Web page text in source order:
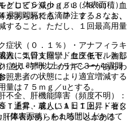
グロビン減少（５３．８％）、血
があらわれる〔７．２、８．１、
状（０．１％）・アナフィラキ
難、気管支痙攣、血圧低下、胸部
症状・アナフィラキシーがあらわ
照〕。
全、肝機能障害（頻度不明）：
Ｔ上昇・著しいＡＬＴ上昇・著し
障害があらわれることがある
として６０ｍｇ／u（体表面積）
週間間隔で点滴静注する。なお、
すること。ただし、１回最高用量
に１日１回、ドセタキセルとし
を１時間以上かけて３〜４週間
、患者の状態により適宜増減する
量は７５ｍｇ／uとする。
通常、成人に１日１回、ドセタ
体表面積）を１時間以上かけて